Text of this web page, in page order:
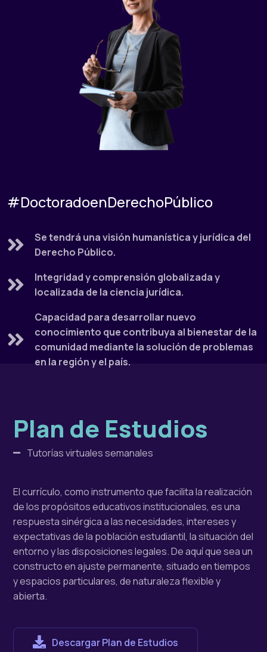
#DoctoradoenDerechoPúblico
Se tendrá una visión humanística y jurídica del
Derecho Público.
Integridad y comprensión globalizada y
localizada de la ciencia jurídica.
Capacidad para desarrollar nuevo
conocimiento que contribuya al bienestar de la
comunidad mediante la solución de problemas
en la región y el país.
Plan de Estudios
Tutorías virtuales semanales
El currículo, como instrumento que facilita la realización
de los propósitos educativos institucionales, es una
respuesta sinérgica a las necesidades, intereses y
expectativas de la población estudiantil, la situación del
entorno y las disposiciones legales. De aquí que sea un
constructo en ajuste permanente, situado en tiempos
y espacios particulares, de naturaleza flexible y
abierta.
Descargar Plan de Estudios